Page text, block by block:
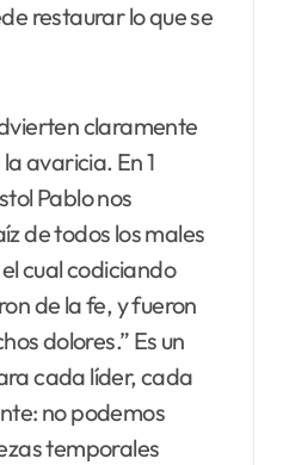
restaurar lo que se
claramente
avaricia. En 1
Pablo nos
de todos los males
cual codiciando
de la fe, y fueron
dolores.” Es un
cada líder, cada
no podemos
temporales